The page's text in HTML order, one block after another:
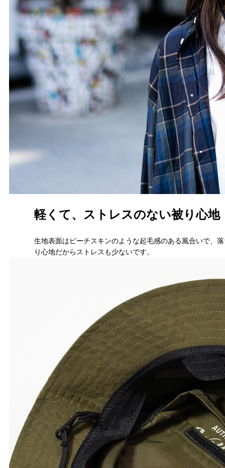
軽くて、ストレスのない被り心地
生地表面はピーチスキンのような起毛感のある風合いで、
り心地だからストレスも少ないです。